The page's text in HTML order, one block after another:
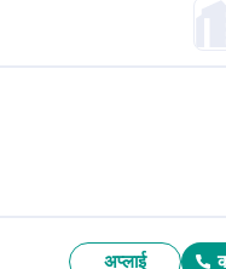
अप्लाई